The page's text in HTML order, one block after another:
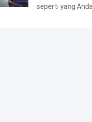
seperti yang